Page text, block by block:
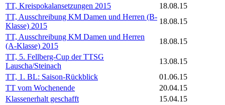
TT, Kreispokalansetzungen 2015
18.08.15
TT, Ausschreibung KM Damen und Herren (B-
Klasse) 2015
18.08.15
TT, Ausschreibung KM Damen und Herren
(A-Klasse) 2015
18.08.15
TT, 5. Fellberg-Cup der TTSG
Lauscha/Steinach
13.08.15
TT, 1. BL: Saison-Rückblick
01.06.15
TT vom Wochenende
20.04.15
Klassenerhalt geschafft
15.04.15